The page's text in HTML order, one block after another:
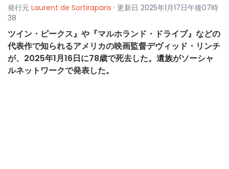
発行元 Laurent de Sortiraparis · 更新日 2025年1月17日午後07時
38
ツイン・ピークス』や『マルホランド・ドライブ』などの
代表作で知られるアメリカの映画監督デヴィッド・リンチ
が、2025年1月16日に78歳で死去した。遺族がソーシャ
ルネットワークで発表した。